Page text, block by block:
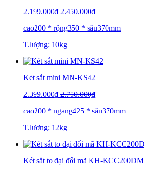
2.199.000₫ 2.450.000₫
cao200 * rộng350 * sâu370mm
T.lượng: 10kg
Két sắt mini MN-KS42
2.399.000₫ 2.750.000₫
cao200 * ngang425 * sâu370mm
T.lượng: 12kg
Két sắt to đại đổi mã KH-KCC200DM